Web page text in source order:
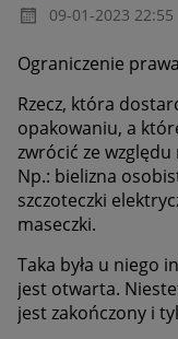
‎09-01-2023 22:55
Ograniczenie
Rzecz, która
opakowaniu, a
zwrócić ze
Np.: bielizna
szczoteczki
maseczki.
Taka była u niego
jest otwarta.
jest zakończony i